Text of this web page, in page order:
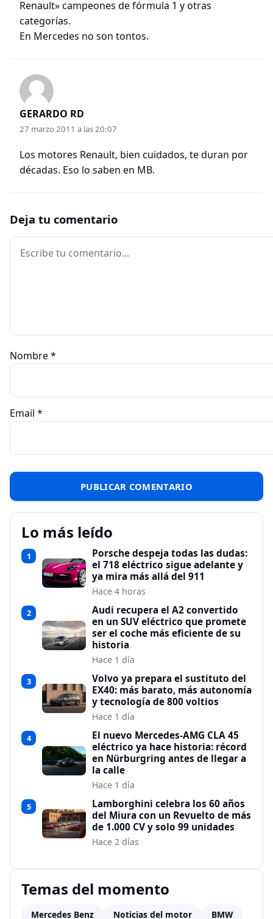
Renault» campeones de fórmula 1 y otras
categorías.
En Mercedes no son tontos.
GERARDO RD
27 marzo 2011 a las 20:07
Los motores Renault, bien cuidados, te duran por
décadas. Eso lo saben en MB.
Deja tu comentario
Comentario
Nombre*
Email *
Lo más leído
1
Porsche despeja todas las dudas:
el 718 eléctrico sigue adelante y
ya mira más allá del 911
Hace 4 horas
2
Audi recupera el A2 convertido
en un SUV eléctrico que promete
ser el coche más eficiente de su
historia
Hace 1 día
3
Volvo ya prepara el sustituto del
EX40: más barato, más autonomía
y tecnología de 800 voltios
Hace 1 día
4
El nuevo Mercedes-AMG CLA 45
eléctrico ya hace historia: récord
en Nürburgring antes de llegar a
la calle
Hace 1 día
5
Lamborghini celebra los 60 años
del Miura con un Revuelto de más
de 1.000 CV y solo 99 unidades
Hace 2 días
Temas del momento
Mercedes Benz Noticias del motor BMW